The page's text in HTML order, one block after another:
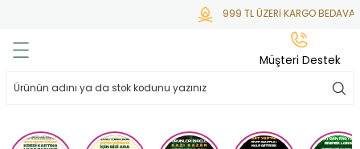
999 TL ÜZERİ KARGO BEDAVA